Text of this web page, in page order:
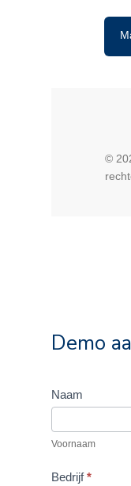
©
Demo
Vraag
demo
aan
Naam
Voornaam
Bedrijf*